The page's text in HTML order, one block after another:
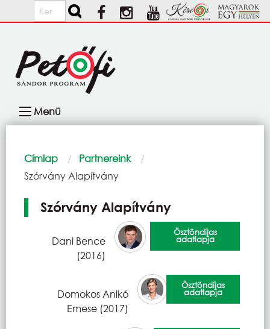
Ugrás a tartalomra
Keresés
navigáció
Menü
Morzsa
Címlap
Partnereink
Current:
Szórvány Alapítvány
Szórvány Alapítvány
Dani Bence
(2016)
Ösztöndíjas
adatlapja
Domokos Anikó
Emese (2017)
Ösztöndíjas
adatlapja